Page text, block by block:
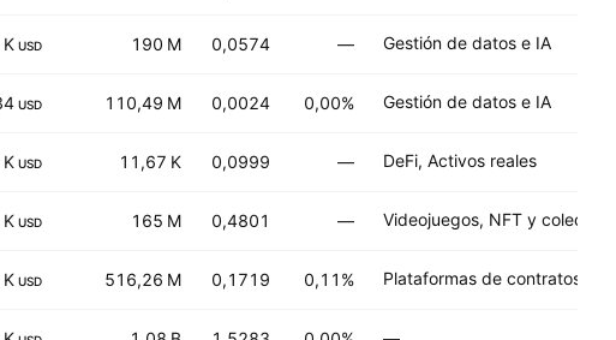
USD 190 M 0,0574 — Gestión de datos e IA
USD 110,49 M 0,0024 0,00% Gestión de datos e IA
USD 11,67 K 0,0999 — DeFi, Activos reales
USD 165 M 0,4801 — Videojuegos, NFT y
USD 516,26 M 0,1719 0,11%